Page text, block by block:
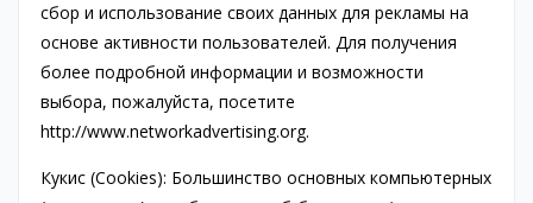
сбор и использование своих данных для рекламы на
основе активности пользователей. Для получения
более подробной информации и возможности
выбора, пожалуйста, посетите
http://www.networkadvertising.org.
Кукис (Cookies): Большинство основных компьютерных